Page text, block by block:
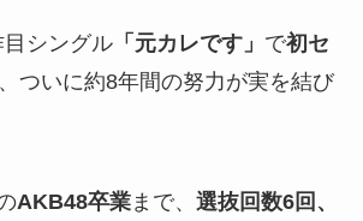
シングル「元カレです」 で初セ
ついに約8年間の努力が実を結び
AKB48卒業まで、 選抜回数6回、